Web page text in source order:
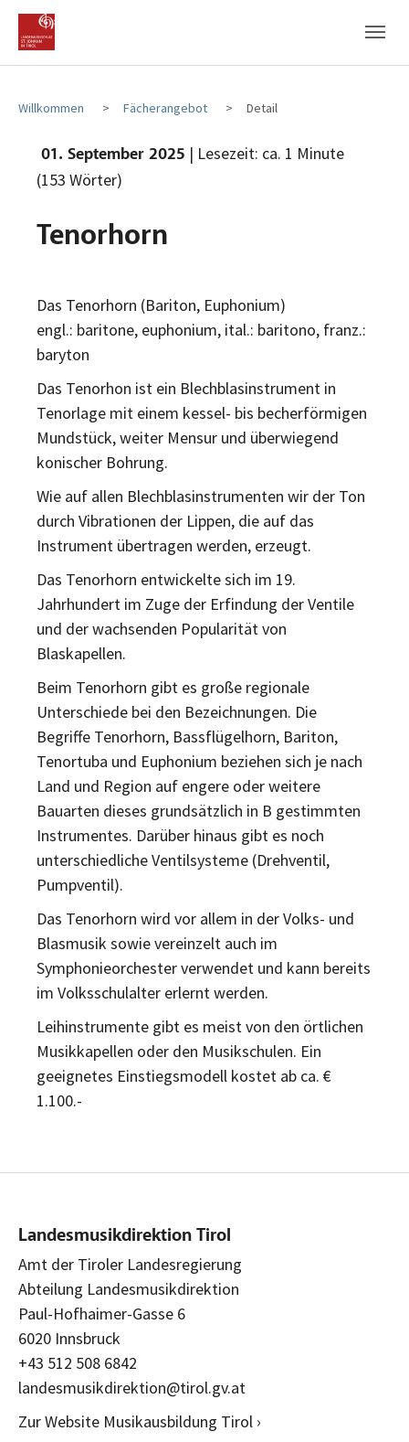
Zum Hauptinhalt
Zum Fußbereich
Willkommen Fächerangebot Detail
01. September 2025 | Lesezeit: ca. 1 Minute
(153 Wörter)
Tenorhorn
Das Tenorhorn (Bariton, Euphonium)
engl.: baritone, euphonium, ital.: baritono, franz.:
baryton
Das Tenorhon ist ein Blechblasinstrument in
Tenorlage mit einem kessel- bis becherförmigen
Mundstück, weiter Mensur und überwiegend
konischer Bohrung.
Wie auf allen Blechblasinstrumenten wir der Ton
durch Vibrationen der Lippen, die auf das
Instrument übertragen werden, erzeugt.
Das Tenorhorn entwickelte sich im 19.
Jahrhundert im Zuge der Erfindung der Ventile
und der wachsenden Popularität von
Blaskapellen.
Beim Tenorhorn gibt es große regionale
Unterschiede bei den Bezeichnungen. Die
Begriffe Tenorhorn, Bassflügelhorn, Bariton,
Tenortuba und Euphonium beziehen sich je nach
Land und Region auf engere oder weitere
Bauarten dieses grundsätzlich in B gestimmten
Instrumentes. Darüber hinaus gibt es noch
unterschiedliche Ventilsysteme (Drehventil,
Pumpventil).
Das Tenorhorn wird vor allem in der Volks- und
Blasmusik sowie vereinzelt auch im
Symphonieorchester verwendet und kann bereits
im Volksschulalter erlernt werden.
Leihinstrumente gibt es meist von den örtlichen
Musikkapellen oder den Musikschulen. Ein
geeignetes Einstiegsmodell kostet ab ca. €
1.100.-
Landesmusikdirektion Tirol
Amt der Tiroler Landesregierung
Abteilung Landesmusikdirektion
Paul-Hofhaimer-Gasse 6
6020 Innsbruck
+43 512 508 6842
landesmusikdirektion@tirol.gv.at
Zur Website Musikausbildung Tirol ›